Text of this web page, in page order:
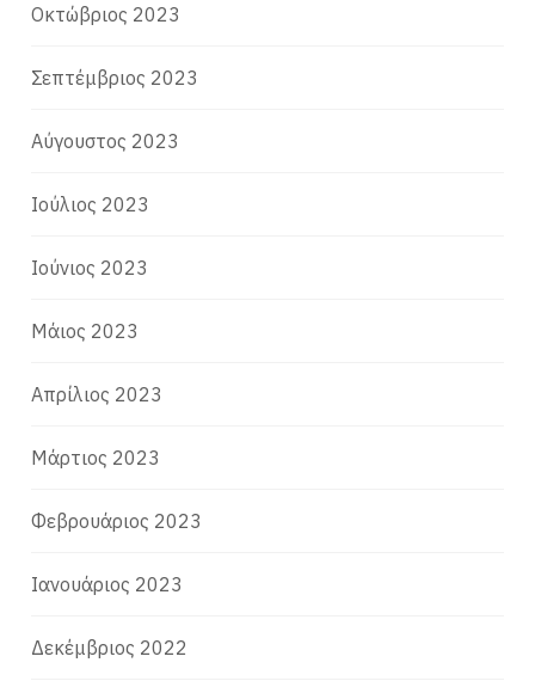
Οκτώβριος 2023
Σεπτέμβριος 2023
Αύγουστος 2023
Ιούλιος 2023
Ιούνιος 2023
Μάιος 2023
Απρίλιος 2023
Μάρτιος 2023
Φεβρουάριος 2023
Ιανουάριος 2023
Δεκέμβριος 2022